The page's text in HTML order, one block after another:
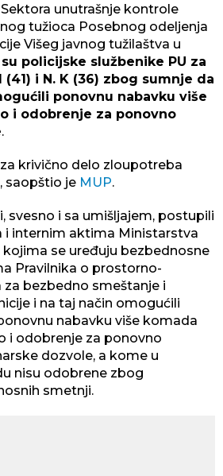
unutrašnje kontrole
tužioca Posebnog odeljenja
Višeg javnog tužilaštva u
policijske službenike PU za
(41) i N. K (36) zbog sumnje da
ponovnu nabavku više
i odobrenje za ponovno
.
krivično delo zloupotreba
saopštio je MUP.
svesno i sa umišljajem, postupili
i internim aktima Ministarstva
se uređuju bezbednosne
Pravilnika o prostorno-
bezbedno smeštanje i
i na taj način omogućili
nabavku više komada
i odobrenje za ponovno
dozvole, a kome u
nisu odobrene zbog
smetnji.